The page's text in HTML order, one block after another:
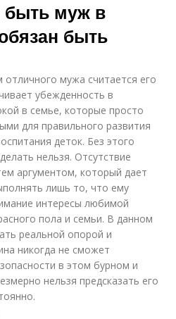
быть муж в
быть
мужа считается его
убежденность в
в семье, которые просто
для правильного развития
деток. Без этого
нельзя. Отсутствие
аргументом, который дает
лишь то, что ему
интересы любимой
пола и семьи. В данном
реальной опорой и
никогда не сможет
в этом бурном и
нельзя предсказать его